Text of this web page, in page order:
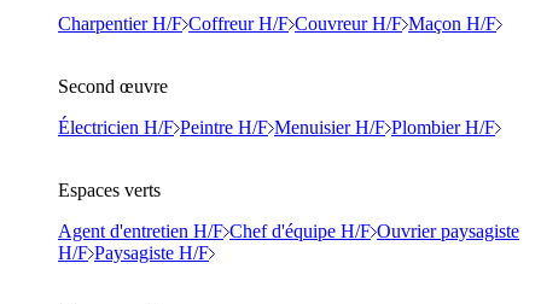
Charpentier H/F Coffreur H/F Couvreur H/F Maçon H/F
Second œuvre
Électricien H/F Peintre H/F Menuisier H/F Plombier H/F
Espaces verts
Agent d'entretien H/F Chef d'équipe H/F Ouvrier paysagiste
H/F Paysagiste H/F